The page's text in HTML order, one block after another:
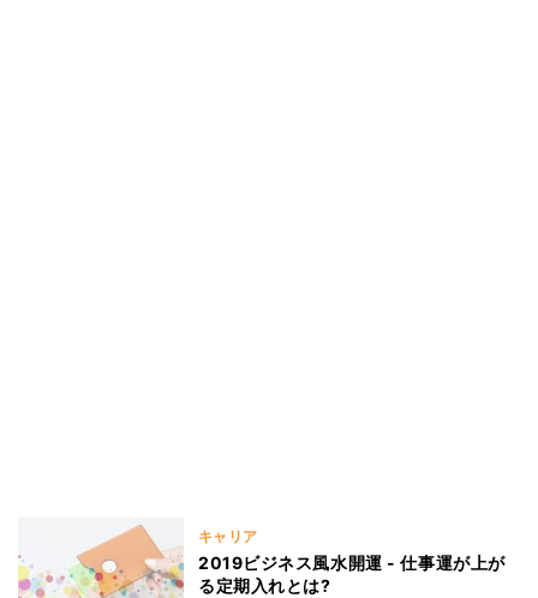
キャリア
2019ビジネス風水開運 - 仕事運が上が
る定期入れとは?